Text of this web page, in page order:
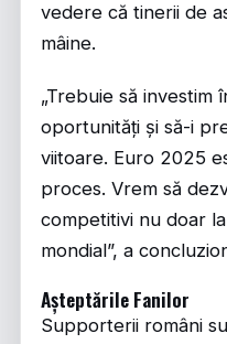
vedere că tinerii de
mâine.
„Trebuie să investim
oportunități și să-i
viitoare. Euro 2025
proces. Vrem să
competitivi nu doar
mondial”, a
Așteptările Fanilor
Supporterii români